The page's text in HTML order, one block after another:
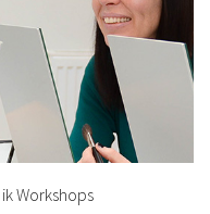
Workshops